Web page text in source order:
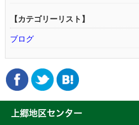
【カテゴリーリスト】
ブログ
上郷地区センター